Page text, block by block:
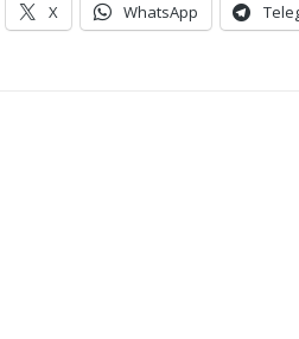
X WhatsApp